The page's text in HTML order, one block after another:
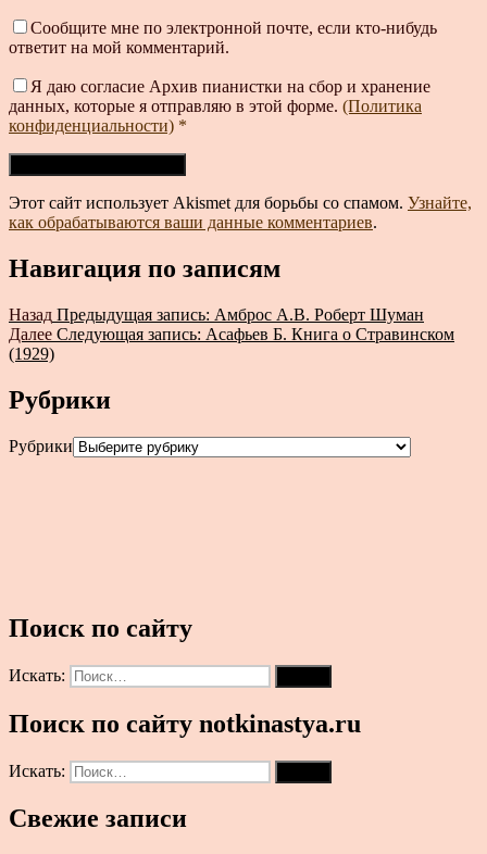
Сообщите мне по электронной почте, если кто-нибудь
ответит на мой комментарий.
Я даю согласие Архив пианистки на сбор и хранение
данных, которые я отправляю в этой форме. (Политика
конфиденциальности) *
Этот сайт использует Akismet для борьбы со спамом. Узнайте,
как обрабатываются ваши данные комментариев.
Навигация по записям
Назад Предыдущая запись: Амброс А.В. Роберт Шуман
Далее Следующая запись: Асафьев Б. Книга о Стравинском
(1929)
Рубрики
Рубрики
Поиск по сайту
Искать:
Поиск по сайту notkinastya.ru
Искать:
Свежие записи